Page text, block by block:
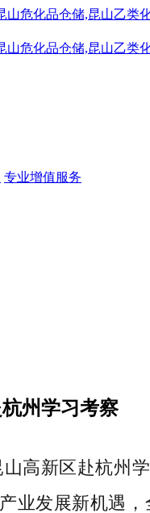
专业增值服务
州学习考察
高新区赴杭州
业发展新机遇